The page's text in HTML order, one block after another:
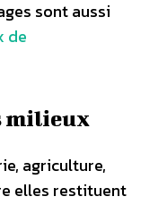
sont aussi
de
milieux
agriculture,
elles restituent